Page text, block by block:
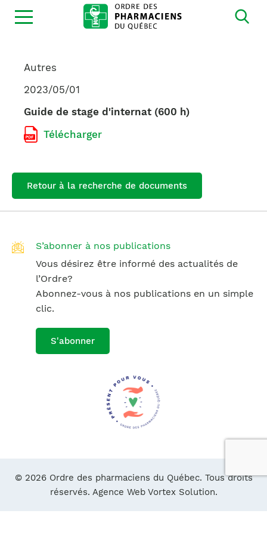
Ouvrir
la
Autres
2023/05/01
Guide de stage d'internat (600 h)
Télécharger
Retour à la recherche de documents
S’abonner à nos publications
Vous désirez être informé des actualités de
l’Ordre?
Abonnez-vous à nos publications en un simple
clic.
S'abonner
© 2026 Ordre des pharmaciens du Québec. Tous droits
réservés. Agence Web Vortex Solution.